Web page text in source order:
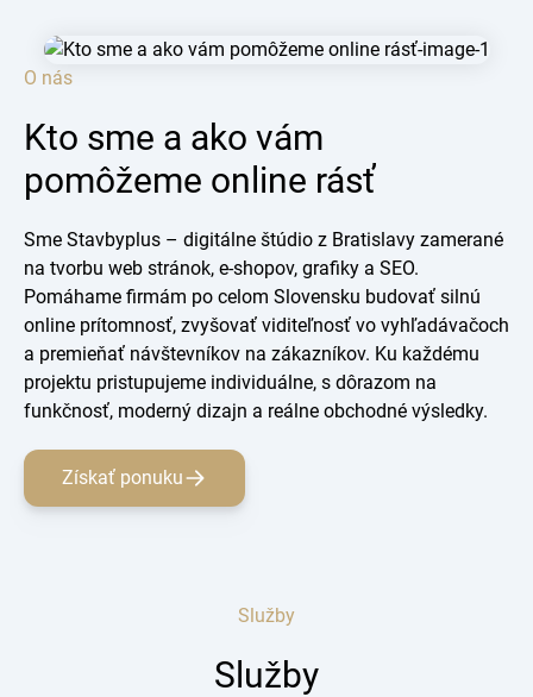
O nás
Kto sme a ako vám
pomôžeme online rásť
Sme Stavbyplus – digitálne štúdio z Bratislavy zamerané
na tvorbu web stránok, e-shopov, grafiky a SEO.
Pomáhame firmám po celom Slovensku budovať silnú
online prítomnosť, zvyšovať viditeľnosť vo vyhľadávačoch
a premieňať návštevníkov na zákazníkov. Ku každému
projektu pristupujeme individuálne, s dôrazom na
funkčnosť, moderný dizajn a reálne obchodné výsledky.
Získať ponuku
Služby
Služby